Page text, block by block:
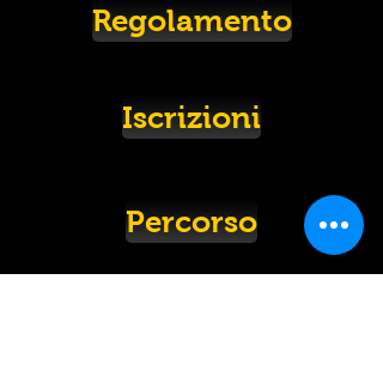
Regolamento
Iscrizioni
Percorso